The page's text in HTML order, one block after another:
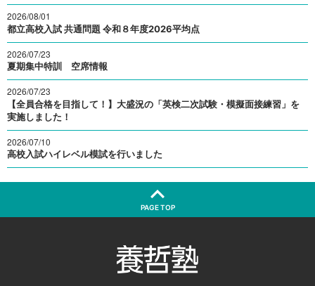
2026/08/01
都立高校入試 共通問題 令和８年度2026平均点
2026/07/23
夏期集中特訓 空席情報
2026/07/23
【全員合格を目指して！】大盛況の「英検二次試験・模擬面接練習」を
実施しました！
2026/07/10
高校入試ハイレベル模試を行いました
PAGE TOP